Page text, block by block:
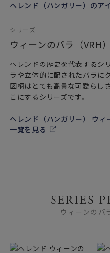
ヘレンド（ハンガリー）のア
シリーズ
ウィーンのバラ（VRH）
ヘレンドの歴史を代表するシ
ラや立体的に配されたバラに
図柄はとても高貴な可愛らし
こにするシリーズです。
ヘレンド（ハンガリー） ウィ
一覧を見る
SERIES
ウィーンのバ